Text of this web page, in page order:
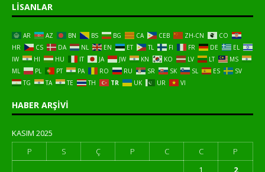
LISANLAR
AR AZ BN BS BG CA CEB ZH-CN
CO
HR
CS DA NL EN ET TL FI FR DE
EL
IW
HI HU IT JA JW KN KO LV LT
MS
ML
PL PT PA RO RU SR SK SL ES
SV
TG
TA TE TH TR UK UR VI
HABER ARŞIVI
KASIM 2025
P
S Ç P C C
P
1
2